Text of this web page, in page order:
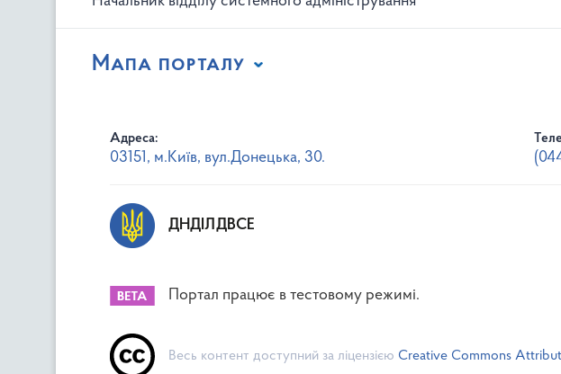
Мапа порталу
Адреса:
03151, м.Київ, вул.Донецька, 30.
ДНДІЛДВСЕ
Портал працює в тестовому режимі.
Весь контент доступний за ліцензією Creative Commons